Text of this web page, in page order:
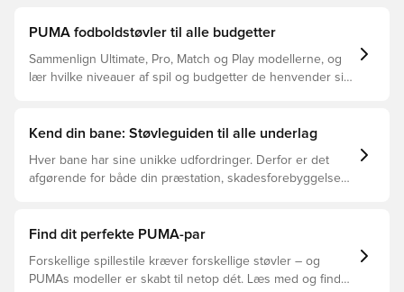
PUMA fodboldstøvler til alle budgetter
Sammenlign Ultimate, Pro, Match og Play modellerne, og
lær hvilke niveauer af spil og budgetter de henvender sig
Kend din bane: Støvleguiden til alle underlag
Hver bane har sine unikke udfordringer. Derfor er det
afgørende for både din præstation, skadesforebyggelse
støvler der er det bedste valg til de forskellige typer
Find dit perfekte PUMA-par
Forskellige spillestile kræver forskellige støvler – og
PUMAs modeller er skabt til netop dét. Læs med og find